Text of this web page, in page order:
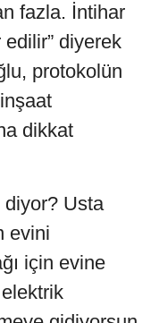
fazla. İntihar
diyerek
protokolün
dikkat
diyor? Usta
evini
için evine